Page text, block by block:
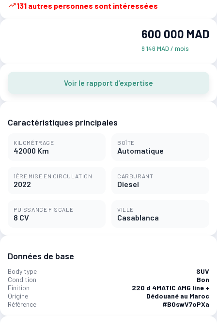
131 autres personnes sont intéressées
600 000 MAD
9 146 MAD / mois
Voir le rapport d’expertise
Caractéristiques principales
KILOMÉTRAGE
42000 Km
BOÎTE
Automatique
1ÈRE MISE EN CIRCULATION
2022
CARBURANT
Diesel
PUISSANCE FISCALE
8 CV
VILLE
Casablanca
Données de base
Body type
SUV
Condition
Bon
Finition
220 d 4MATIC AMG line +
Origine
Dédouané au Maroc
Référence
#B0swV7oPXa